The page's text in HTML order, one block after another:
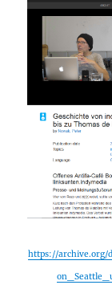
https://archive.org/